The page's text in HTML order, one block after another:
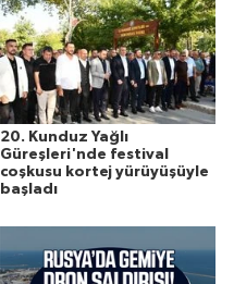
20. Kunduz Yağlı
Güreşleri'nde festival
coşkusu kortej yürüyüşüyle
başladı